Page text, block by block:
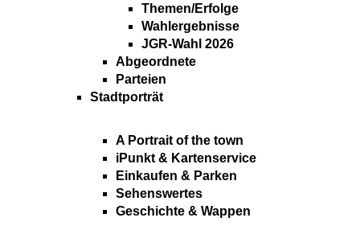
Themen/Erfolge
Wahlergebnisse
JGR-Wahl 2026
Abgeordnete
Parteien
Stadtporträt
A Portrait of the town
iPunkt & Kartenservice
Einkaufen & Parken
Sehenswertes
Geschichte & Wappen